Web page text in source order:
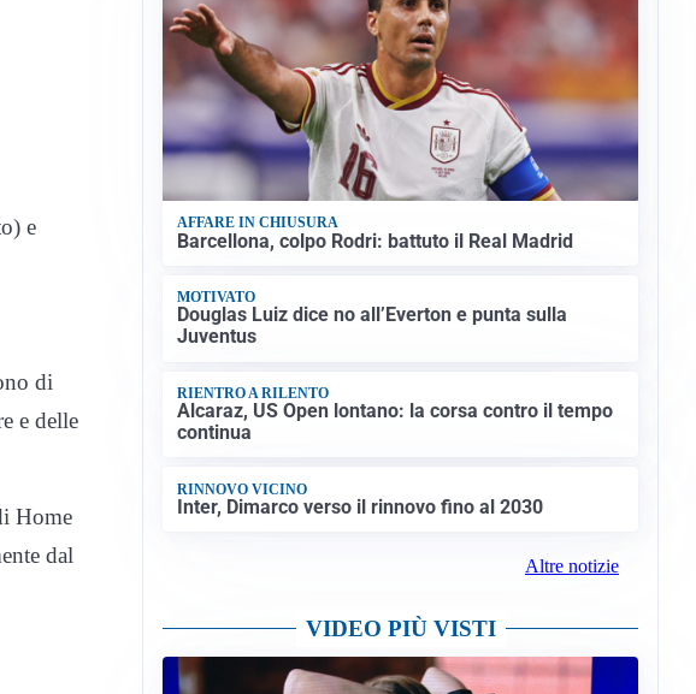
e
di
e delle
Home
dal
AFFARE IN CHIUSURA
Barcellona, colpo Rodri: battuto il Real Madrid
MOTIVATO
Douglas Luiz dice no all’Everton e punta sulla
Juventus
RIENTRO A RILENTO
Alcaraz, US Open lontano: la corsa contro il tempo
continua
RINNOVO VICINO
Inter, Dimarco verso il rinnovo fino al 2030
Altre notizie
VIDEO PIÙ VISTI